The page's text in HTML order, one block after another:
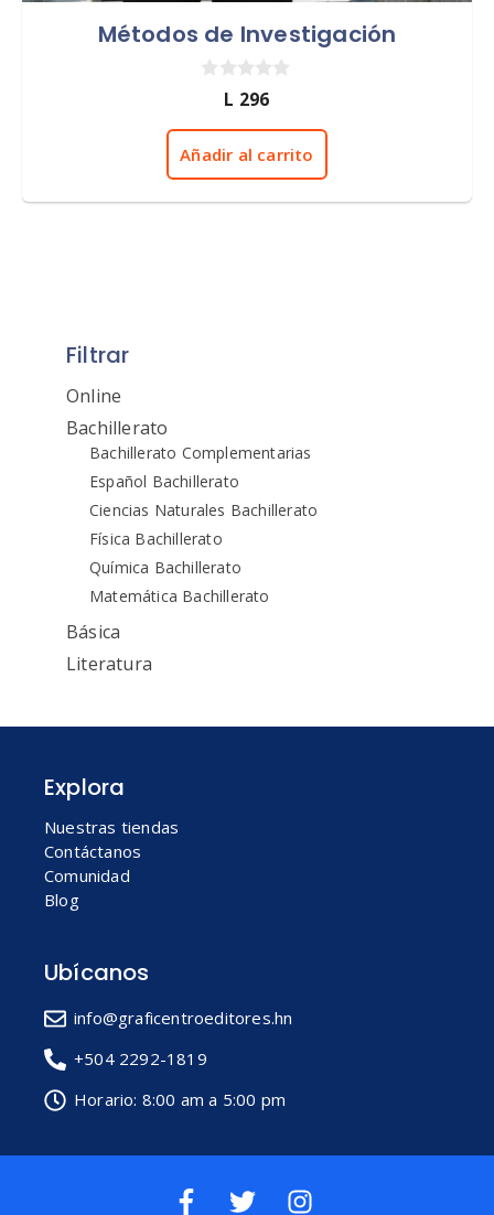
Métodos de Investigación
e
L 296
Añadir al carrito
Filtrar
Online
Bachillerato
Bachillerato Complementarias
Español Bachillerato
Ciencias Naturales Bachillerato
Física Bachillerato
Química Bachillerato
Matemática Bachillerato
Básica
Literatura
Explora
Nuestras tiendas
Contáctanos
Comunidad
Blog
Ubícanos
info@graficentroeditores.hn
+504 2292-1819
Horario: 8:00 am a 5:00 pm